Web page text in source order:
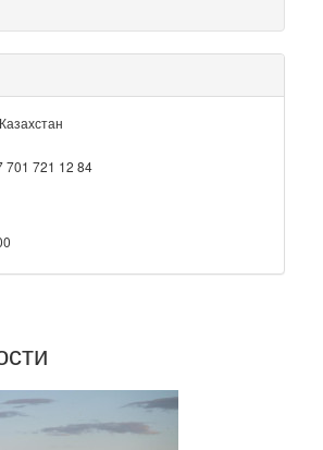
701 721 12 84